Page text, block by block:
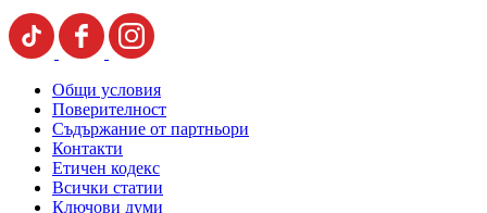
Общи условия
Поверителност
Съдържание от партньори
Контакти
Етичен кодекс
Всички статии
Ключови думи